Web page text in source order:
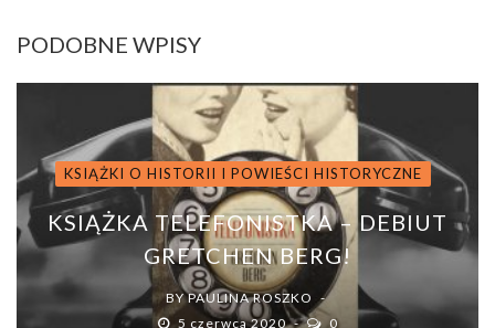
PODOBNE WPISY
KSIĄŻKI O HISTORII I POWIEŚCI HISTORYCZNE
KSIĄŻKA TELEFONISTKA – DEBIUT
GRETCHEN BERG!
BYPAULINA ROSZKO
5 czerwca 2020
0